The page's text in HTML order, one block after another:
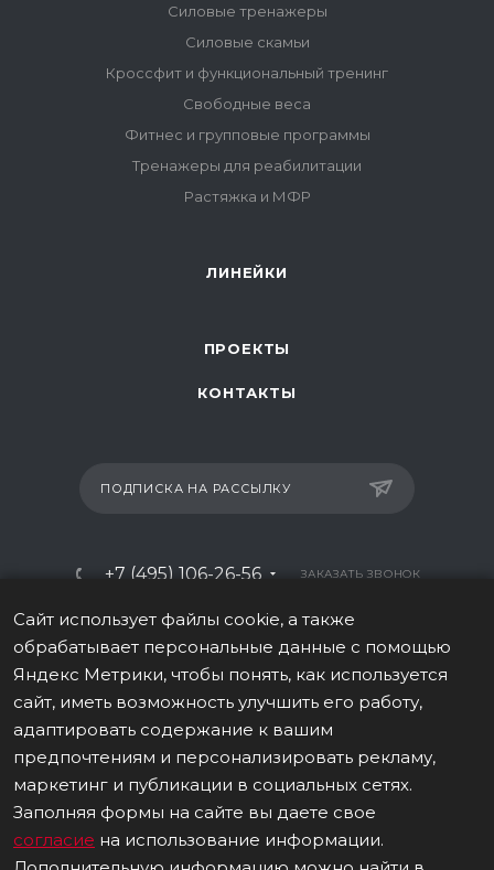
Силовые тренажеры
Силовые скамьи
Кроссфит и функциональный тренинг
Свободные веса
Фитнес и групповые программы
Тренажеры для реабилитации
Растяжка и МФР
ЛИНЕЙКИ
ПРОЕКТЫ
КОНТАКТЫ
ПОДПИСКА НА РАССЫЛКУ
+7 (495) 106-26-56 ЗАКАЗАТЬ ЗВОНОК
info@italy-sport.ru
Москва, ул. Мосфильмовская 42с1
ПОЛИТИКА В ОТНОШЕНИИ ОБРАБОТКИ ПЕРСОНАЛЬНЫХ ДАННЫХ
Сайт использует файлы cookie, а также
обрабатывает персональные данные с помощью
Яндекс Метрики, чтобы понять, как используется
сайт, иметь возможность улучшить его работу,
адаптировать содержание к вашим
предпочтениям и персонализировать рекламу,
маркетинг и публикации в социальных сетях.
Заполняя формы на сайте вы даете свое
согласие на использование информации.